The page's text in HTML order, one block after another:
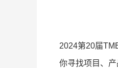
2024第20届
你寻找项目、